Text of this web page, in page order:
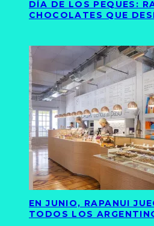
DÍA DE LOS PEQUES:
CHOCOLATES QUE
EN JUNIO, RAPANUI
TODOS LOS